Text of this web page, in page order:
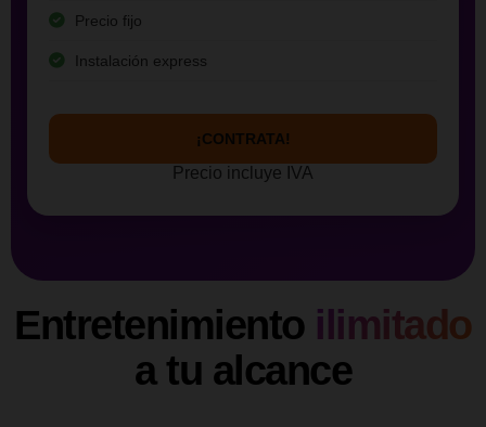
Precio fijo
Instalación express
¡CONTRATA!
Precio incluye IVA
Entretenimiento ilimitado
a tu alcance